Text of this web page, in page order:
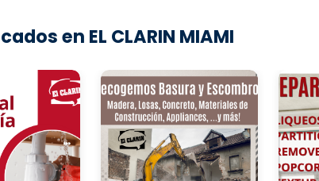
en EL CLARIN MIAMI